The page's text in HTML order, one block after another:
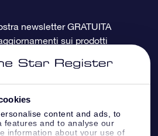
content and ads, to
features and to analyse our
information about your use of
newsletter GRATUITA
sui prodotti